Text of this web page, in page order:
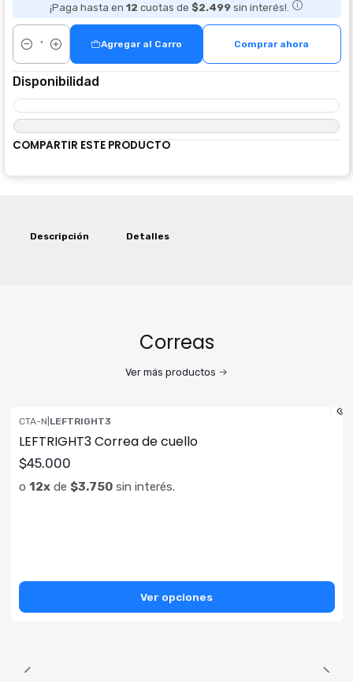
¡Paga hasta en 12 cuotas de $2.499sin interés!.
Cantidad
Agregar al Carro Comprar ahora
Disponibilidad
COMPARTIR ESTE PRODUCTO
Descripción Detalles
Correas
Ver más productos
CTA-N LEFTRIGHT3
LEFTRIGHT3 Correa de cuello
$45.000
o 12xde $3.750sin interés.
Ver opciones